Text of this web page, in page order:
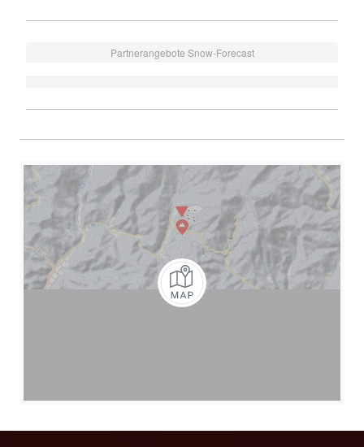
Partnerangebote Snow-Forecast